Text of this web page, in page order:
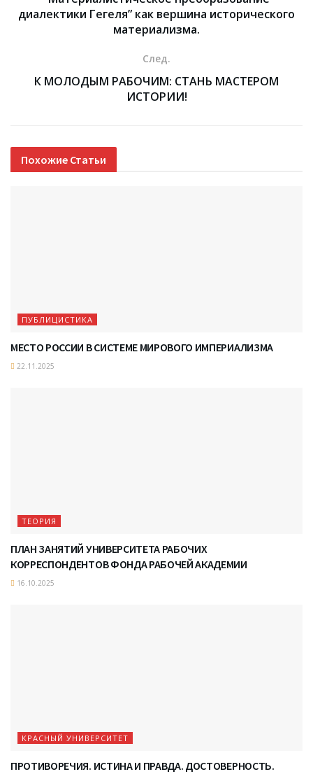
диалектики Гегеля” как вершина исторического
материализма.
След.
К МОЛОДЫМ РАБОЧИМ: СТАНЬ МАСТЕРОМ
ИСТОРИИ!
Похожие Статьи
ПУБЛИЦИСТИКА
МЕСТО РОССИИ В СИСТЕМЕ МИРОВОГО ИМПЕРИАЛИЗМА
22.11.2025
ТЕОРИЯ
ПЛАН ЗАНЯТИЙ УНИВЕРСИТЕТА РАБОЧИХ
КОРРЕСПОНДЕНТОВ ФОНДА РАБОЧЕЙ АКАДЕМИИ
16.10.2025
КРАСНЫЙ УНИВЕРСИТЕТ
ПРОТИВОРЕЧИЯ. ИСТИНА И ПРАВДА. ДОСТОВЕРНОСТЬ.